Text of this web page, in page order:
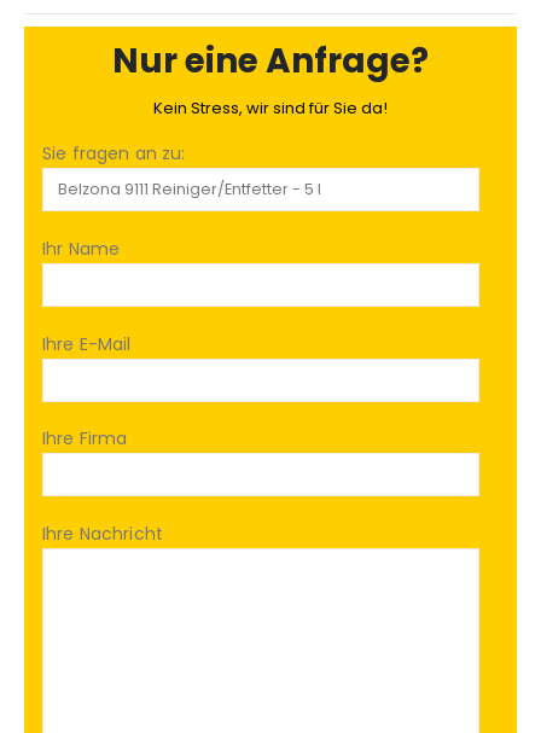
Nur eine Anfrage?
Kein Stress, wir sind für Sie da!
Sie fragen an zu:
Ihr Name
Ihre E-Mail
Ihre Firma
Ihre Nachricht